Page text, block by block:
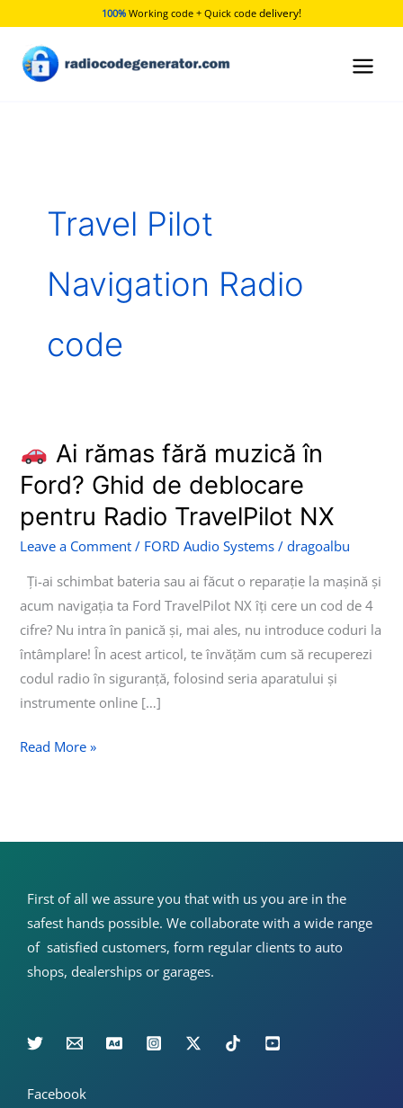
content
100% Working code + Quick code delivery!
Travel Pilot
Navigation Radio
code
Ai rămas fără muzică în
Ford? Ghid de deblocare
pentru Radio TravelPilot NX
Leave a Comment / FORD Audio Systems /dragoalbu
Ți-ai schimbat bateria sau ai făcut o reparație la mașină și
acum navigația ta Ford TravelPilot NX îți cere un cod de 4
cifre? Nu intra în panică și, mai ales, nu introduce coduri la
întâmplare! În acest articol, te învățăm cum să recuperezi
codul radio în siguranță, folosind seria aparatului și
instrumente online […]
Ai
rămas
fără
muzică
Ford?
deblocare
TravelPilot
Read More »
First of all we assure you that with us you are in the
safest hands possible. We collaborate with a wide range
of satisfied customers, form regular clients to auto
shops, dealerships or garages.
Facebook